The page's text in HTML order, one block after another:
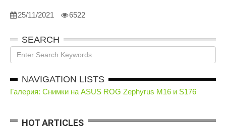
25/11/2021 6522
SEARCH
NAVIGATION LISTS
Галерия: Снимки на ASUS ROG Zephyrus M16 и S176
HOT ARTICLES